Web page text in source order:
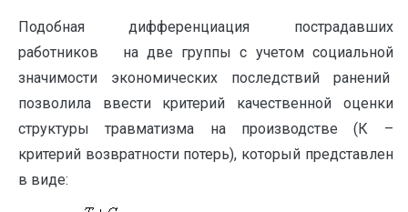
Подобная дифференциация пострадавших
работников на две группы с учетом социальной
значимости экономических последствий ранений
позволила ввести критерий качественной оценки
структуры травматизма на производстве (К –
критерий возвратности потерь), который представлен
в виде: